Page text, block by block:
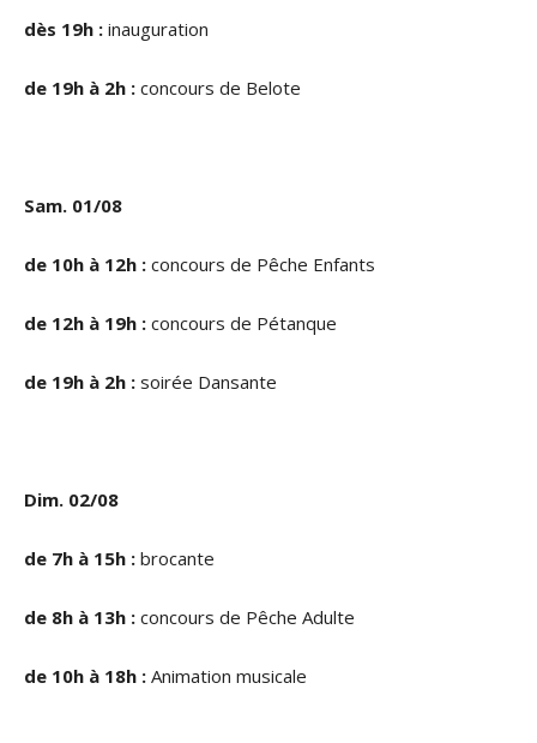
dès 19h : inauguration
de 19h à 2h : concours de Belote
Sam. 01/08
de 10h à 12h : concours de Pêche Enfants
de 12h à 19h : concours de Pétanque
de 19h à 2h : soirée Dansante
Dim. 02/08
de 7h à 15h : brocante
de 8h à 13h : concours de Pêche Adulte
de 10h à 18h : Animation musicale